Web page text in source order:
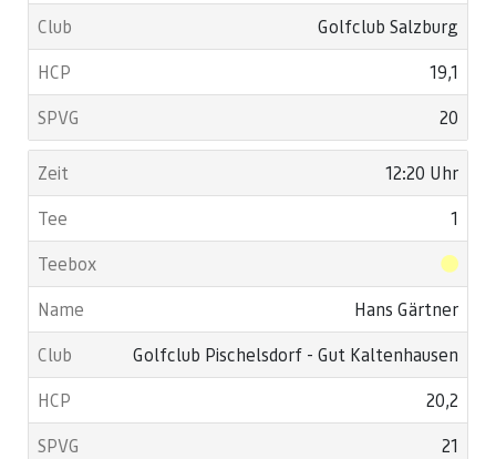
Golfclub Salzburg
19,1
20
12:20 Uhr
1
Hans Gärtner
Golfclub Pischelsdorf - Gut Kaltenhausen
20,2
21